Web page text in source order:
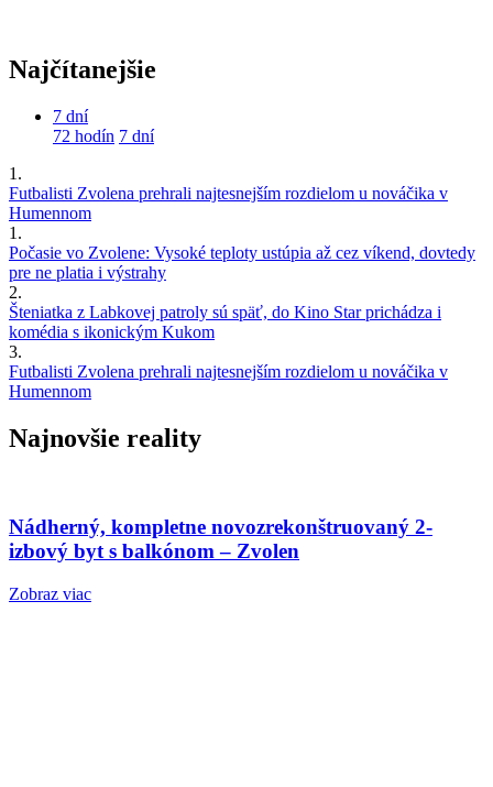
Najčítanejšie
7 dní
72 hodín 7 dní
1.
Futbalisti Zvolena prehrali najtesnejším rozdielom u nováčika v
Humennom
1.
Počasie vo Zvolene: Vysoké teploty ustúpia až cez víkend, dovtedy
pre ne platia i výstrahy
2.
Šteniatka z Labkovej patroly sú späť, do Kino Star prichádza i
komédia s ikonickým Kukom
3.
Futbalisti Zvolena prehrali najtesnejším rozdielom u nováčika v
Humennom
Najnovšie reality
Nádherný, kompletne novozrekonštruovaný 2-
izbový byt s balkónom – Zvolen
Zobraz viac